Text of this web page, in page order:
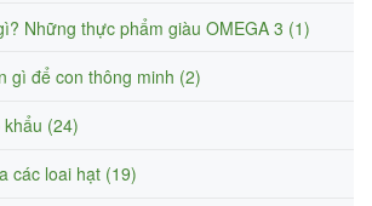
Những thực phẩm giàu OMEGA 3 (1)
gì để con thông minh (2)
(24)
các loai hạt (19)